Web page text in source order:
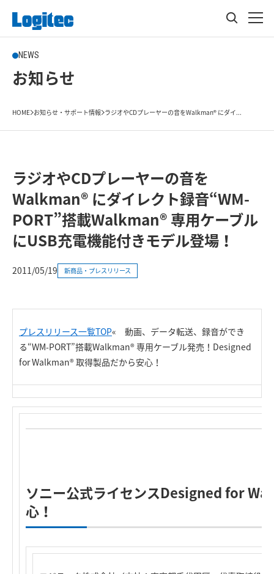
NEWS
お知らせ
HOME お知らせ・サポート情報 ラジオやCDプレーヤーの音をWalkman® にダイ...
ラジオやCDプレーヤーの音を
Walkman® にダイレクト録音“WM-
PORT”搭載Walkman® 専用ケーブル
にUSB充電機能付きモデル登場！
2011/05/19 新商品・プレスリリース
プレスリリース一覧TOP« 動画、データ転送、録音ができ
る“WM-PORT”搭載Walkman® 専用ケーブル発売！Designed
for Walkman® 取得製品だから安心！
ソニー公式ライセンスDesigned for
心！